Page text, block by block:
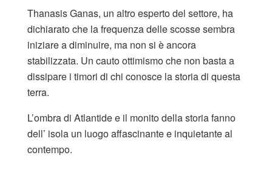
Thanasis Ganas, un altro esperto del settore, ha
dichiarato che la frequenza delle scosse sembra
iniziare a diminuire, ma non si è ancora
stabilizzata. Un cauto ottimismo che non basta a
dissipare i timori di chi conosce la storia di questa
terra.
L’ombra di Atlantide e il monito della storia fanno
dell’ isola un luogo affascinante e inquietante al
contempo.